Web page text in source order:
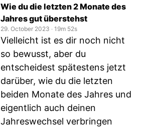
Wie du die letzten 2 Monate des
Jahres gut überstehst
29. October 2023 ‧ 19m 52s
Vielleicht ist es dir noch nicht
so bewusst, aber du
entscheidest spätestens jetzt
darüber, wie du die letzten
beiden Monate des Jahres und
eigentlich auch deinen
Jahreswechsel verbringen